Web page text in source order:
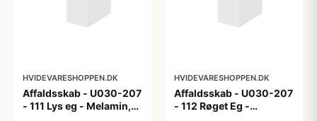
HVIDEVARESHOPPEN.DK
Affaldsskab - U030-207
- 111 Lys eg - Melamin,
HVIDEVARESHOPPEN.DK
Affaldsskab - U030-207
- 112 Røget Eg -